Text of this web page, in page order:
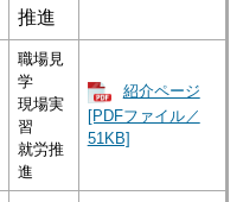
推進
職場見
学
現場実
習
就労推
進
紹介ページ
[PDFファイル／
51KB]